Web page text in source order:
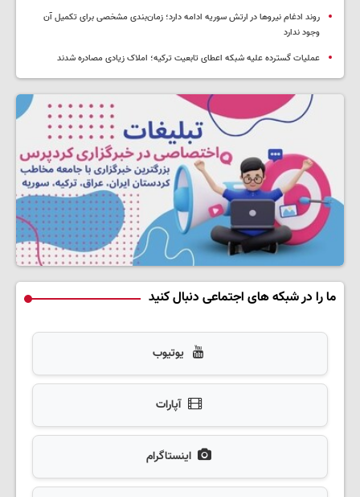
روند ادغام نیروها در ارتش سوریه ادامه دارد؛ زمان‌بندی مشخصی برای تکمیل آن
وجود ندارد
عملیات گسترده علیه شبکه اعطای تابعیت ترکیه؛ املاک زیادی مصادره شدند
ما را در شبکه های اجتماعی دنبال کنید
یوتیوب
آپارات
اینستاگرام